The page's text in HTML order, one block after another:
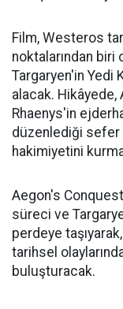
Film, Westeros
noktalarından biri
Targaryen'in Yedi
alacak. Hikâyede,
Rhaenys'in
düzenlediği sefer
hakimiyetini
Aegon's
süreci ve
perdeye
tarihsel
buluşturacak.